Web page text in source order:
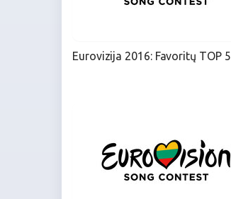
Eurovizija 2016: Favoritų TOP 5